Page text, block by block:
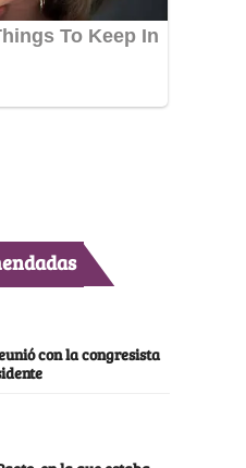
con la congresista